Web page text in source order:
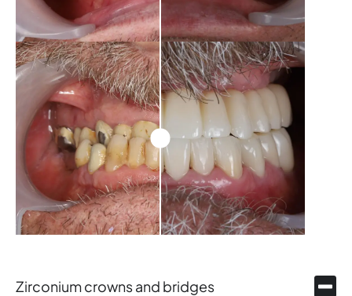
Zirconium crowns and bridges